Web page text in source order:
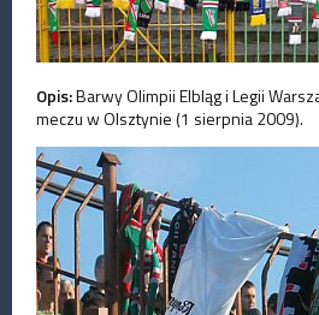
Opis:Barwy Olimpii Elbląg i Legii
meczu w Olsztynie (1 sierpnia 2009).